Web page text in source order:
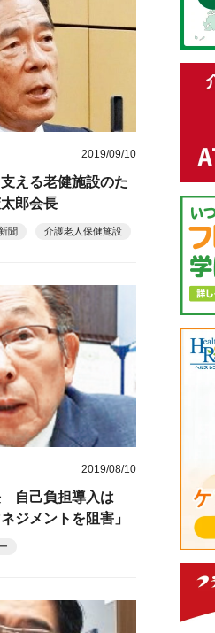
2019/09/10
える老健施設のた
郎会長
聞 介護老人保健施設
2019/08/10
自己負担導入は
ジメントを阻害」